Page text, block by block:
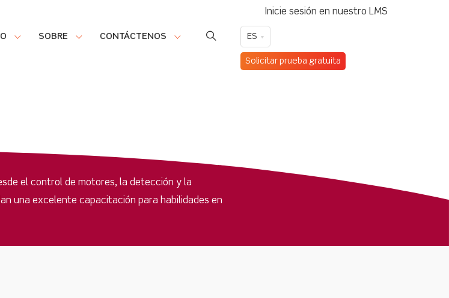
Inicie sesión en nuestro LMS
SOBRE CONTÁCTENOS ES
Solicitar prueba gratuita
el control de motores, la detección y la
una excelente capacitación para habilidades en